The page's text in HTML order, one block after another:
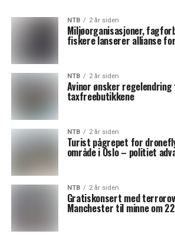
NTB 2 år siden
Miljøorganisasjoner,
fiskere lanserer allianse
NTB 2 år siden
Avinor ønsker
taxfreebutikkene
NTB 2 år siden
Turist pågrepet for
område i Oslo – politiet
NTB 2 år siden
Gratiskonsert med
Manchester til minne om